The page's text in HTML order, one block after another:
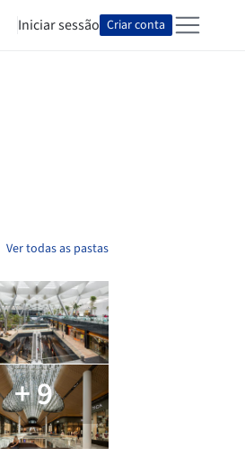
Iniciar sessão Criar conta
Ver todas as pastas
+ 9